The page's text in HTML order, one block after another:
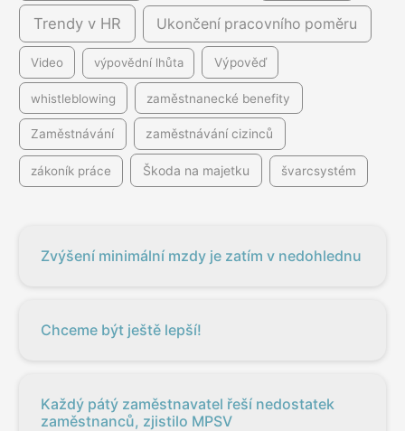
Trendy v HR Ukončení pracovního poměru
Video výpovědní lhůta Výpověď
whistleblowing zaměstnanecké benefity
Zaměstnávání zaměstnávání cizinců
zákoník práce Škoda na majetku švarcsystém
Zvýšení minimální mzdy je zatím v nedohlednu
Chceme být ještě lepší!
Každý pátý zaměstnavatel řeší nedostatek
zaměstnanců, zjistilo MPSV